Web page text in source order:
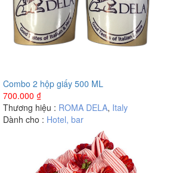
Combo 2 hộp giấy 500 ML
700.000 ₫
Thương hiệu : ROMA DELA, Italy
Dành cho : Hotel, bar